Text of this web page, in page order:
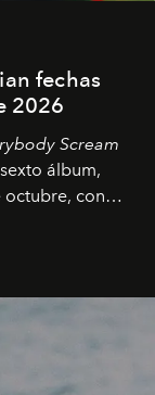
fechas
2026
Scream
álbum,
octubre, con
del próximo